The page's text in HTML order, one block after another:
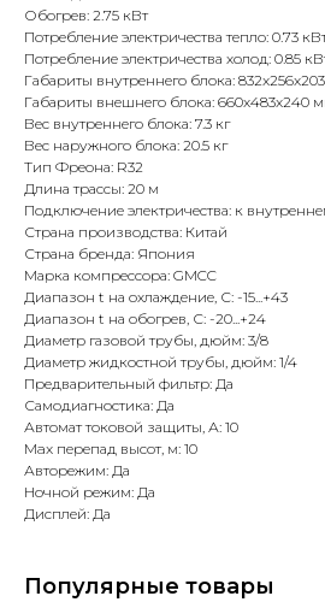
Обогрев: 2.75 кВт
Потребление электричества тепло: 0.73
Потребление электричества холод: 0.85
Габариты внутреннего блока:
Габариты внешнего блока: 660x483x240
Вес внутреннего блока: 7.3 кг
Вес наружного блока: 20.5 кг
Тип Фреона: R32
Длина трассы: 20 м
Подключение электричества: к
Страна производства: Китай
Страна бренда: Япония
Марка компрессора: GMCC
Диапазон t на охлаждение, С: -15...+43
Диапазон t на обогрев, С: -20...+24
Диаметр газовой трубы, дюйм: 3/8
Диаметр жидкостной трубы, дюйм: 1/4
Предварительный фильтр: Да
Самодиагностика: Да
Автомат токовой защиты, А: 10
Max перепад высот, м: 10
Авторежим: Да
Ночной режим: Да
Дисплей: Да
Популярные товары